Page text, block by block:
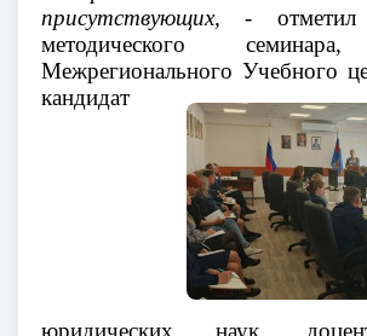
присутствующих, - отметил
методического
Межрегионального Учебного
кандидат
юридических наук,